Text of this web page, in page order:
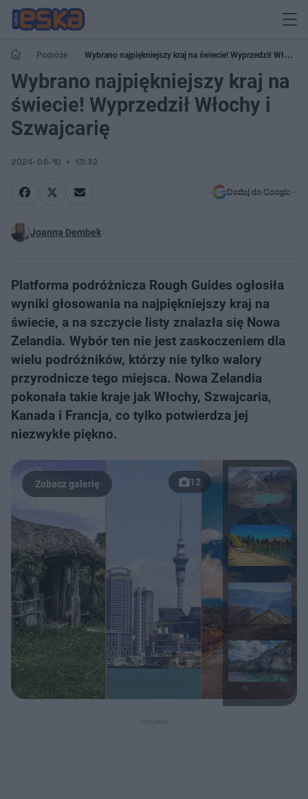
Podróże
Wybrano najpiękniejszy kraj na świecie! Wyprzedził Włochy
i Szwajcarię
Wybrano najpiękniejszy kraj na
świecie! Wyprzedził Włochy i
Szwajcarię
2024-06-10 13:32
Dodaj do Google
Joanna Dembek
Platforma podróżnicza Rough Guides ogłosiła
wyniki głosowania na najpiękniejszy kraj na
świecie, a na szczycie listy znalazła się Nowa
Zelandia. Wybór ten nie jest zaskoczeniem dla
wielu podróżników, którzy nie tylko walory
przyrodnicze tego miejsca. Nowa Zelandia
pokonała takie kraje jak Włochy, Szwajcaria,
Kanada i Francja, co tylko potwierdza jej
niezwykłe piękno.
12